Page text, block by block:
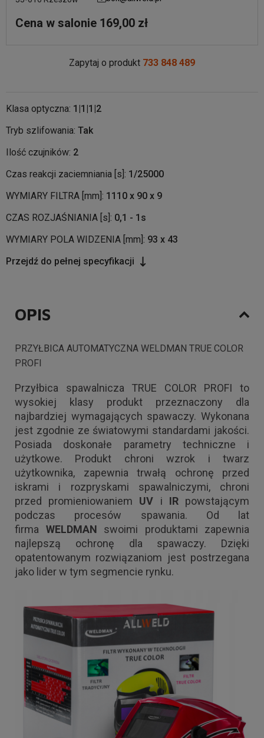
Klasa optyczna: 1|1|1|2
Tryb szlifowania: Tak
Ilość czujników: 2
Czas reakcji zaciemniania [s]: 1/25000
WYMIARY FILTRA [mm]: 1110 x 90 x 9
CZAS ROZJAŚNIANIA [s]: 0,1 - 1s
WYMIARY POLA WIDZENIA [mm]: 93 x 43
Przejdź do pełnej specyfikacji
Cena w salonie 169,00 zł
Zapytaj o produkt 733 848 489
OPIS
PRZYŁBICA AUTOMATYCZNA WELDMAN TRUE COLOR
PROFI
Przyłbica spawalnicza TRUE COLOR PROFI to
wysokiej klasy produkt przeznaczony dla
najbardziej wymagających spawaczy. Wykonana
jest zgodnie ze światowymi standardami jakości.
Posiada doskonałe parametry techniczne i
użytkowe. Produkt chroni wzrok i twarz
użytkownika, zapewnia trwałą ochronę przed
iskrami i rozpryskami spawalniczymi, chroni
przed promieniowaniem UV i IRpowstającym
podczas procesów spawania. Od lat
firma WELDMAN swoimi produktami zapewnia
najlepszą ochronę dla spawaczy. Dzięki
opatentowanym rozwiązaniom jest postrzegana
jako lider w tym segmencie rynku.